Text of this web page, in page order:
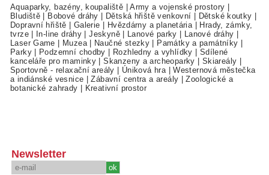
Aquaparky, bazény, koupaliště |Army a vojenské prostory
Bludiště
Bobové dráhy Dětská hřiště venkovní Dětské koutky
Dopravní hřiště
Galerie Hvězdárny a planetária|
Hrady, zámky,
tvrze| In-line dráhy |Jeskyně| Lanové parky Lanové dráhy
Laser Game
Muzea| Naučné stezky Památky a památníky
Parky| Podzemní chodby Rozhledny a vyhlídky
Sdílené
kanceláře pro maminky |Skanzeny a archeoparky Skiareály
Sportovně - relaxační areály
Úniková hra|Westernová městečka
a indiánské vesnice |Zábavní centra a areály |Zoologické a
botanické zahrady
Kreativní prostor
Newsletter